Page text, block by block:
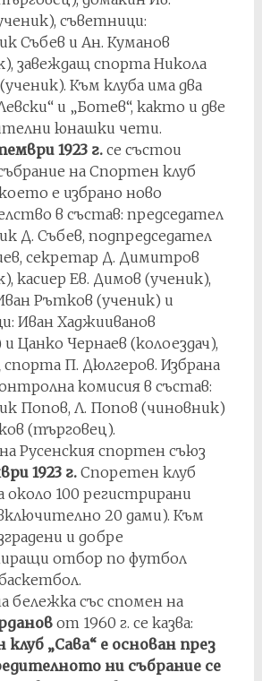
съветници:
Събев и Ан. Куманов
завеждащ спорта Никола
Към клуба има два
и „Ботев“, както и две
юнашки чети.
1923 г.се състои
на Спортен клуб
което е избрано ново
в състав: председател
Д. Събев, подпредседател
секретар Д. Димитров
касиер Ев. Димов (ученик),
Рътков (ученик) и
Иван Хаджииванов
Цанко Чернаев (колоездач),
П. Дюлгеров. Избрана
комисия в състав:
Попов, Л. Попов (чиновник)
(търговец).
Русенския спортен съюз
1923 г.Споретен клуб
около 100 регистрирани
20 дами). Към
и добре
отбор по футбол
бележка със спомен на
от 1960 г. се казва:
„Сава“ е основан през
ни събрание се